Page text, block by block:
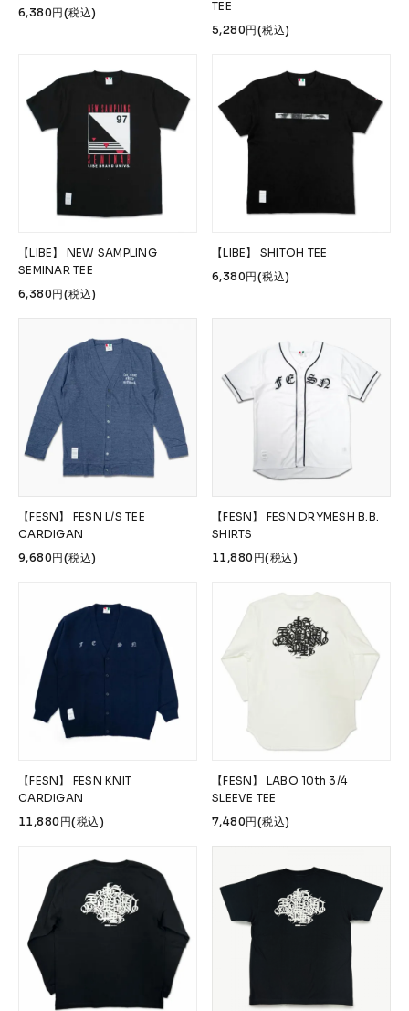
6,380円(税込)
TEE
5,280円(税込)
【LIBE】 NEW SAMPLING
SEMINAR TEE
6,380円(税込)
【LIBE】 SHITOH TEE
6,380円(税込)
【FESN】 FESN L/S TEE
CARDIGAN
9,680円(税込)
【FESN】 FESN DRYMESH B.B.
SHIRTS
11,880円(税込)
【FESN】 FESN KNIT
CARDIGAN
11,880円(税込)
【FESN】 LABO 10th 3/4
SLEEVE TEE
7,480円(税込)